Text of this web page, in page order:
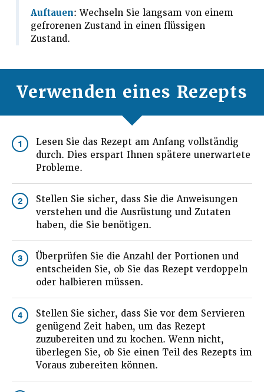
Auftauen: Wechseln Sie langsam von einem
gefrorenen Zustand in einen flüssigen
Zustand.
Verwenden eines Rezepts
1
Lesen Sie das Rezept am Anfang vollständig
durch. Dies erspart Ihnen spätere unerwartete
Probleme.
2
Stellen Sie sicher, dass Sie die Anweisungen
verstehen und die Ausrüstung und Zutaten
haben, die Sie benötigen.
3
Überprüfen Sie die Anzahl der Portionen und
entscheiden Sie, ob Sie das Rezept verdoppeln
oder halbieren müssen.
4
Stellen Sie sicher, dass Sie vor dem Servieren
genügend Zeit haben, um das Rezept
zuzubereiten und zu kochen. Wenn nicht,
überlegen Sie, ob Sie einen Teil des Rezepts im
Voraus zubereiten können.